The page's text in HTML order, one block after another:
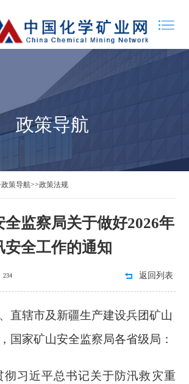
政策导航
政策导航>>政策法规
全监察局关于做好2026年
安全工作的通知
234 返回列表
直辖市及新疆生产建设兵团矿山
国家矿山安全监察局各省级局：
彻习近平总书记关于防汛救灾重